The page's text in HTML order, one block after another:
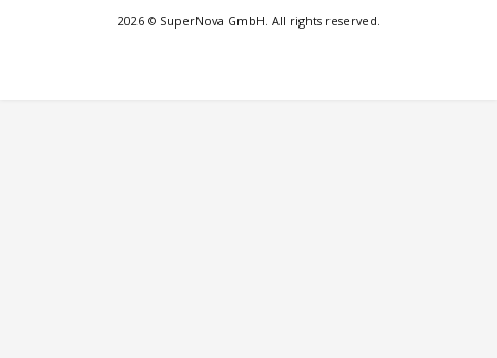
FREENET MAUI
2026 © SuperNova GmbH. All rights reserved.